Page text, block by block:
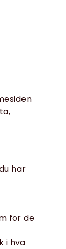
har
for de
i hva